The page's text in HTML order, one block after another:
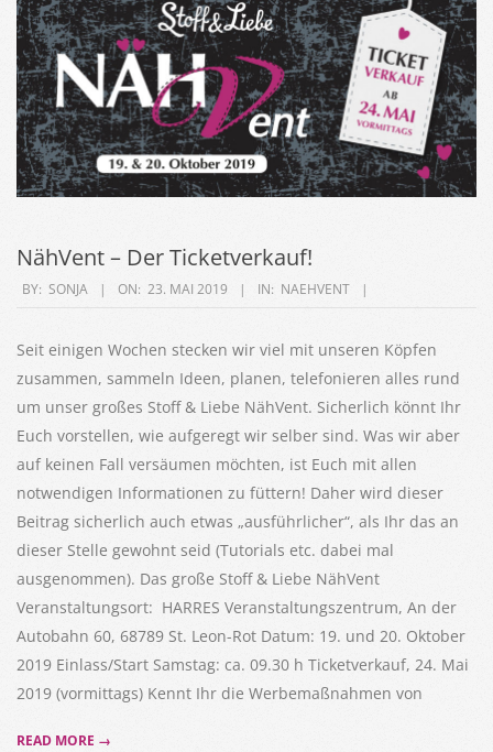
NähVent – Der Ticketverkauf!
2019-
23
BY: SONJA ON: 23. MAI 2019 IN: NAEHVENT
Seit einigen Wochen stecken wir viel mit unseren Köpfen
zusammen, sammeln Ideen, planen, telefonieren alles rund
um unser großes Stoff & Liebe NähVent. Sicherlich könnt Ihr
Euch vorstellen, wie aufgeregt wir selber sind. Was wir aber
auf keinen Fall versäumen möchten, ist Euch mit allen
notwendigen Informationen zu füttern! Daher wird dieser
Beitrag sicherlich auch etwas „ausführlicher“, als Ihr das an
dieser Stelle gewohnt seid (Tutorials etc. dabei mal
ausgenommen). Das große Stoff & Liebe NähVent
Veranstaltungsort: HARRES Veranstaltungszentrum, An der
Autobahn 60, 68789 St. Leon-Rot Datum: 19. und 20. Oktober
2019 Einlass/Start Samstag: ca. 09.30 h Ticketverkauf, 24. Mai
2019 (vormittags) Kennt Ihr die Werbemaßnahmen von
READ MORE →